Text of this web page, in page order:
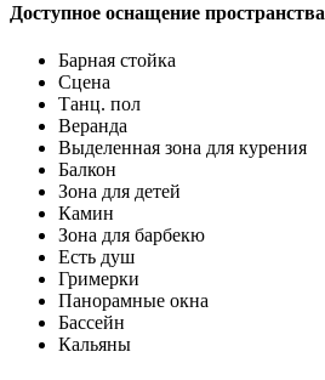
Доступное оснащение пространства
Барная стойка
Сцена
Танц. пол
Веранда
Выделенная зона для курения
Балкон
Зона для детей
Камин
Зона для барбекю
Есть душ
Гримерки
Панорамные окна
Бассейн
Кальяны